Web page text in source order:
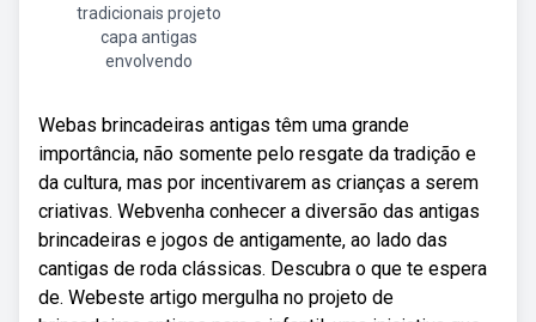
tradicionais projeto
capa antigas
envolvendo
Webas brincadeiras antigas têm uma grande
importância, não somente pelo resgate da tradição e
da cultura, mas por incentivarem as crianças a serem
criativas. Webvenha conhecer a diversão das antigas
brincadeiras e jogos de antigamente, ao lado das
cantigas de roda clássicas. Descubra o que te espera
de. Webeste artigo mergulha no projeto de